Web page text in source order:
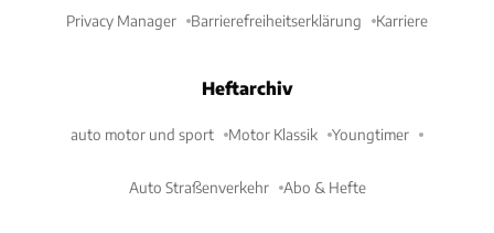
Privacy Manager Barrierefreiheitserklärung Karriere
Heftarchiv
auto motor und sport Motor Klassik Youngtimer
Auto Straßenverkehr Abo & Hefte